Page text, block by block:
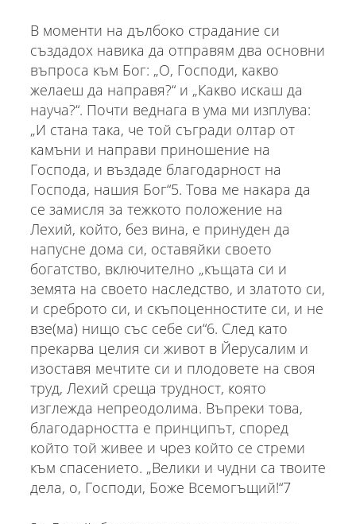
В моменти на дълбоко страдание си
създадох навика да отправям два основни
въпроса към Бог: „О, Господи, какво
желаеш да направя?“ и „Какво искаш да
науча?“. Почти веднага в ума ми изплува:
„И стана така, че той съгради олтар от
камъни и направи приношение на
Господа, и въздаде благодарност на
Господа, нашия Бог“5. Това ме накара да
се замисля за тежкото положение на
Лехий, който, без вина, е принуден да
напусне дома си, оставяйки своето
богатство, включително „къщата си и
земята на своето наследство, и златото си,
и среброто си, и скъпоценностите си, и не
взе(ма) нищо със себе си“6. След като
прекарва целия си живот в Йерусалим и
изоставя мечтите си и плодовете на своя
труд, Лехий среща трудност, която
изглежда непреодолима. Въпреки това,
благодарността е принципът, според
който той живее и чрез който се стреми
към спасението. „Велики и чудни са твоите
дела, о, Господи, Боже Всемогъщий!“7